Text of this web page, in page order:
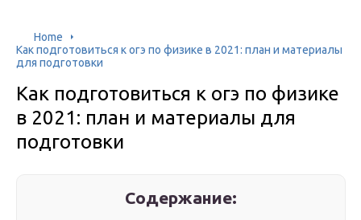
Home
Как подготовиться к огэ по физике в 2021: план и материалы
для подготовки
Как подготовиться к огэ по физике
в 2021: план и материалы для
подготовки
Содержание: